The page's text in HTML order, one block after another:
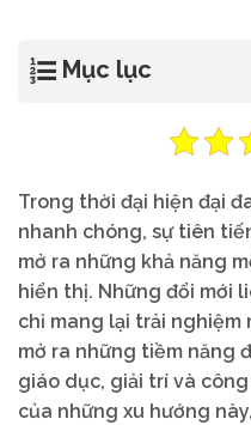
Mục lục
Trong thời đại hiện đại
nhanh chóng, sự tiên
mở ra những khả năng
hiển thị. Những đổi mới
chỉ mang lại trải
mở ra những tiềm năng
giáo dục, giải trí và
của những xu hướng